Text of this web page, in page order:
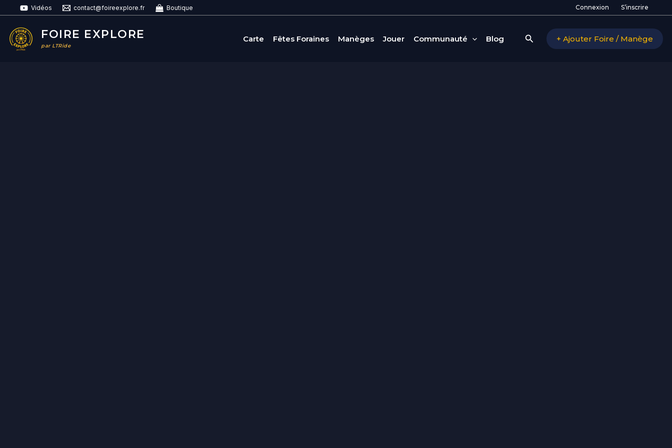
contenu
Vidéos contact@foireexplore.fr Boutique Connexion S’inscrire
FOIRE EXPLORE
par LTRide
Carte Fêtes Foraines Manèges Jouer Communauté Blog Rechercher+ Ajouter Foire / Manège